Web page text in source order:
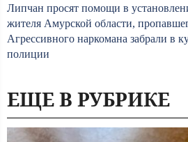
Липчан просят помощи в
жителя Амурской области,
Агрессивного наркомана забрали в
полиции
ЕЩЕ В РУБРИКЕ